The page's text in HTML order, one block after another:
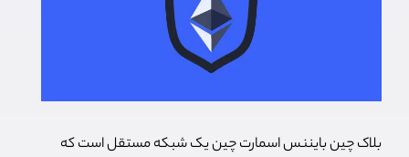
بلاک چین بایننس اسمارت چین یک شبکه مستقل است که